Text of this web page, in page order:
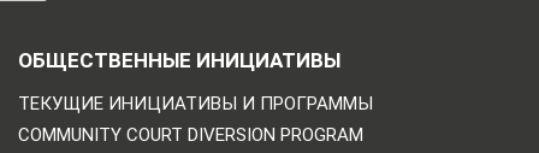
ОБЩЕСТВЕННЫЕ ИНИЦИАТИВЫ
ТЕКУЩИЕ ИНИЦИАТИВЫ И ПРОГРАММЫ
COMMUNITY COURT DIVERSION PROGRAM